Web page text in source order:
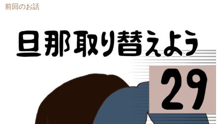
前回のお話